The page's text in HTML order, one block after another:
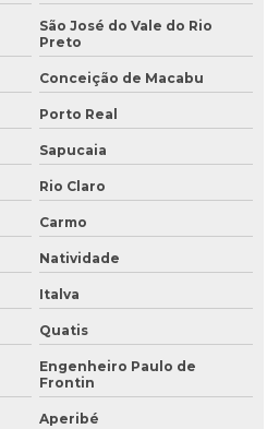
efluentes
São José do Vale do Rio
Preto
Conceição de Macabu
Porto Real
Sapucaia
Rio Claro
Carmo
Natividade
Italva
Quatis
Engenheiro Paulo de
Frontin
Aperibé